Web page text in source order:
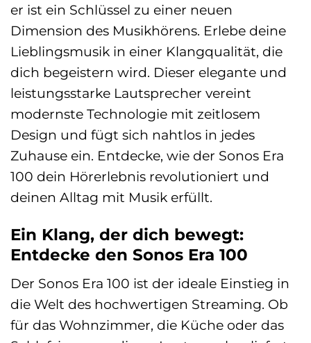
er ist ein Schlüssel zu einer neuen
Dimension des Musikhörens. Erlebe deine
Lieblingsmusik in einer Klangqualität, die
dich begeistern wird. Dieser elegante und
leistungsstarke Lautsprecher vereint
modernste Technologie mit zeitlosem
Design und fügt sich nahtlos in jedes
Zuhause ein. Entdecke, wie der Sonos Era
100 dein Hörerlebnis revolutioniert und
deinen Alltag mit Musik erfüllt.
Ein Klang, der dich bewegt:
Entdecke den Sonos Era 100
Der Sonos Era 100 ist der ideale Einstieg in
die Welt des hochwertigen Streaming. Ob
für das Wohnzimmer, die Küche oder das